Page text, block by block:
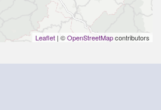
Leaflet | ©OpenStreetMapcontributors